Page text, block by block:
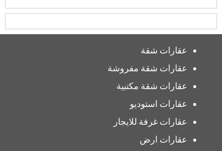
عقارات شقة
عقارات شقة مفروشة
عقارات شقة مكتبية
عقارات استوديو
عقارات غرفة للايجار
عقارات ارض